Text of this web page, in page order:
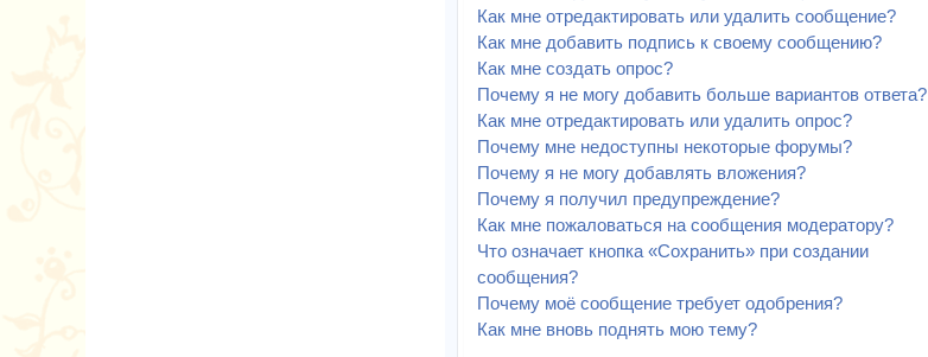
Как мне отредактировать или удалить сообщение?
Как мне добавить подпись к своему сообщению?
Как мне создать опрос?
Почему я не могу добавить больше вариантов ответа?
Как мне отредактировать или удалить опрос?
Почему мне недоступны некоторые форумы?
Почему я не могу добавлять вложения?
Почему я получил предупреждение?
Как мне пожаловаться на сообщения модератору?
Что означает кнопка «Сохранить» при создании
сообщения?
Почему моё сообщение требует одобрения?
Как мне вновь поднять мою тему?